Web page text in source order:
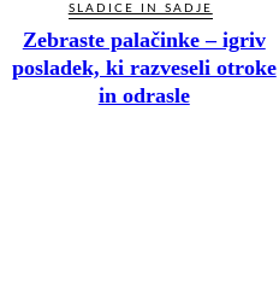
SLADICE IN SADJE
Zebraste palačinke – igriv
posladek, ki razveseli otroke
in odrasle